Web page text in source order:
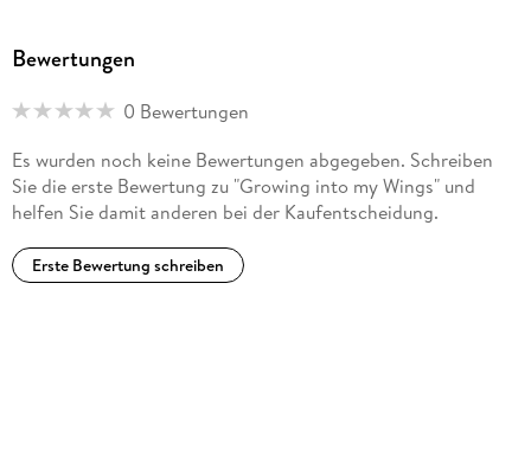
Bewertungen
0 Bewertungen
Es wurden noch keine Bewertungen abgegeben. Schreiben
Sie die erste Bewertung zu "Growing into my Wings" und
helfen Sie damit anderen bei der Kaufentscheidung.
Erste Bewertung schreiben